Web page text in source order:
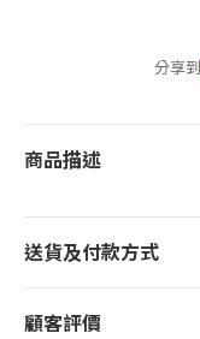
分享到
商品描述
送貨及付款方式
顧客評價